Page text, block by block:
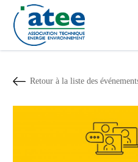
contenu
principal
Retour à la liste des
Panneau de gestion des cookies